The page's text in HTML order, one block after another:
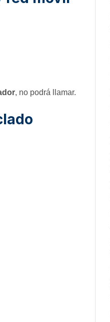
, no podrá llamar.